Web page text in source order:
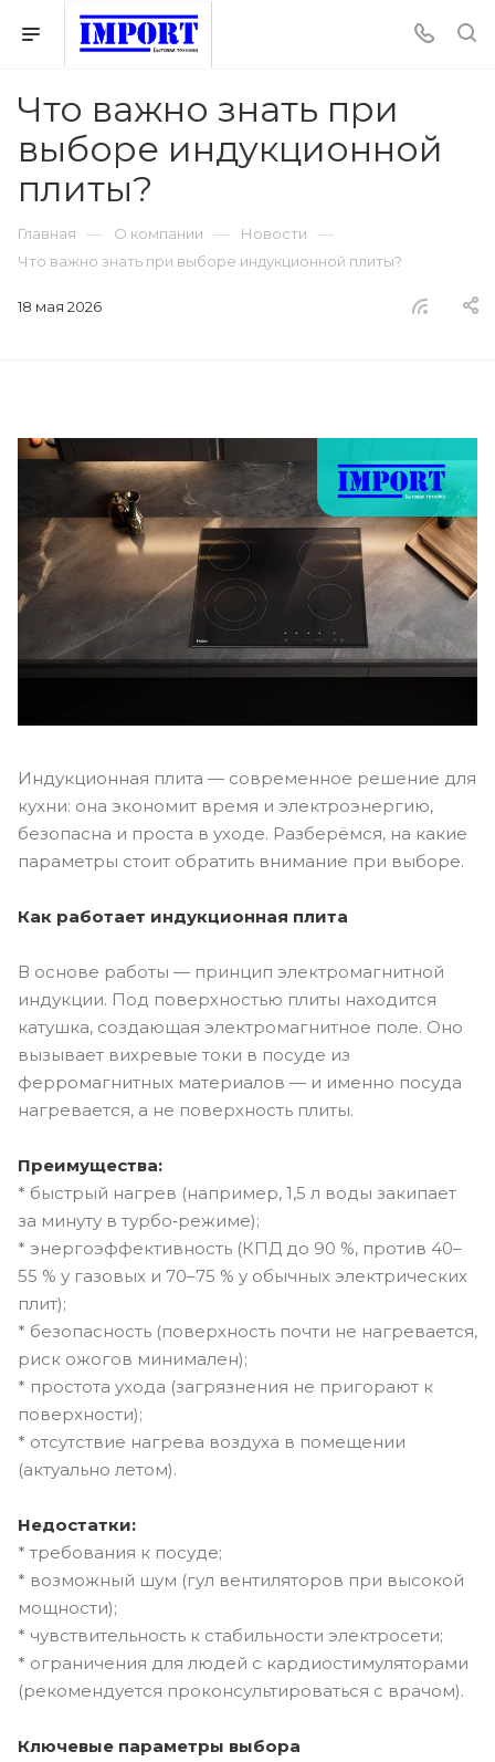
Что важно знать при
выборе индукционной
плиты?
Главная — О компании — Новости —
Что важно знать при выборе индукционной плиты?
18 мая 2026
Индукционная плита — современное решение для
кухни: она экономит время и электроэнергию,
безопасна и проста в уходе. Разберёмся, на какие
параметры стоит обратить внимание при выборе.
Как работает индукционная плита
В основе работы — принцип электромагнитной
индукции. Под поверхностью плиты находится
катушка, создающая электромагнитное поле. Оно
вызывает вихревые токи в посуде из
ферромагнитных материалов — и именно посуда
нагревается, а не поверхность плиты.
Преимущества:
* быстрый нагрев (например, 1,5 л воды закипает
за минуту в турбо‑режиме);
* энергоэффективность (КПД до 90 %, против 40–
55 % у газовых и 70–75 % у обычных электрических
плит);
* безопасность (поверхность почти не нагревается,
риск ожогов минимален);
* простота ухода (загрязнения не пригорают к
поверхности);
* отсутствие нагрева воздуха в помещении
(актуально летом).
Недостатки:
* требования к посуде;
* возможный шум (гул вентиляторов при высокой
мощности);
* чувствительность к стабильности электросети;
* ограничения для людей с кардиостимуляторами
(рекомендуется проконсультироваться с врачом).
Ключевые параметры выбора